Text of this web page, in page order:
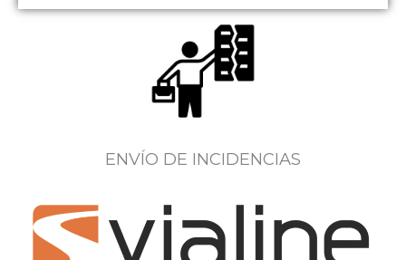
ENVÍO DE INCIDENCIAS